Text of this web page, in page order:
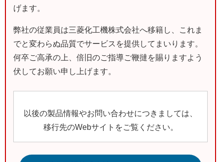
げます。
弊社の従業員は三菱化工機株式会社へ移籍し、これま
でと変わらぬ品質でサービスを提供してまいります。
何卒ご高承の上、倍旧のご指導ご鞭撻を賜りますよう
伏してお願い申し上げます。
以後の製品情報やお問い合わせにつきましては、
移行先のWebサイトをご覧ください。